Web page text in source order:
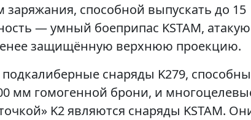
способной выпускать до 15
— умный боеприпас KSTAM,
защищённую верхнюю проекцию.
снаряды K279,
мм гомогенной брони, и
K2 являются снаряды KSTAM.